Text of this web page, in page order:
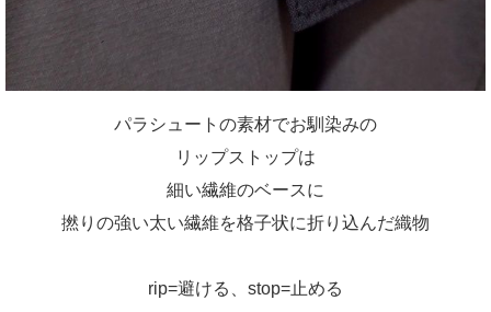
パラシュートの素材でお馴染みの
リップストップは
細い繊維のベースに
撚りの強い太い繊維を格子状に折り込んだ織物
rip=避ける、stop=止める